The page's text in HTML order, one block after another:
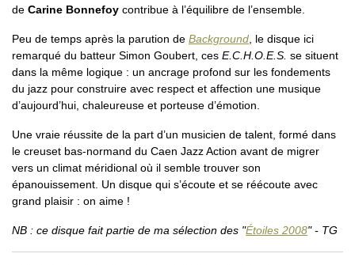
de Carine Bonnefoy contribue à l’équilibre de l’ensemble.
Peu de temps après la parution de Background , le disque ici
remarqué du batteur Simon Goubert, ces E.C.H.O.E.S. se situent
dans la même logique : un ancrage profond sur les fondements
du jazz pour construire avec respect et affection une musique
d’aujourd’hui, chaleureuse et porteuse d’émotion.
Une vraie réussite de la part d’un musicien de talent, formé dans
le creuset bas-normand du Caen Jazz Action avant de migrer
vers un climat méridional où il semble trouver son
épanouissement. Un disque qui s’écoute et se réécoute avec
grand plaisir : on aime !
NB : ce disque fait partie de ma sélection des "Étoiles 2008" - TG